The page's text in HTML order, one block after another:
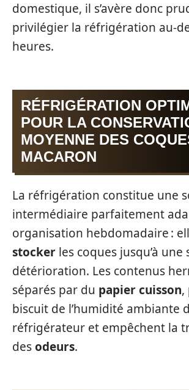
domestique, il s’avère donc
privilégier la réfrigération au-
heures.
RÉFRIGÉRATION
POUR LA
MOYENNE DES
MACARON
La réfrigération constitue une
intermédiaire parfaitement
organisation hebdomadaire :
stocker les coques jusqu’à une
détérioration. Les contenus
séparés par du papier cuisson,
biscuit de l’humidité ambiante
réfrigérateur et empêchent la
desodeurs.